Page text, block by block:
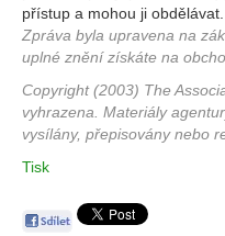
přístup a mohou ji obdělávat.
Zpráva byla upravena na
uplné znění získáte na
Copyright (2003) The
vyhrazena. Materiály
vysílány, přepisovány nebo
Tisk